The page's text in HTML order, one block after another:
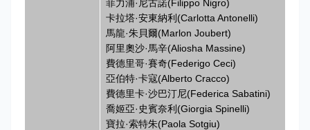
菲力浦·尼古諾(Filippo Nigro)
卡拉塔·安東納利(Carlotta Antonelli)
馬龍·朱貝爾(Marlon Joubert)
阿里奧沙·馬辛(Aliosha Massine)
費德里哥·賽奇(Federigo Ceci)
亞伯特·卡寇(Alberto Cracco)
費德里卡·沙巴汀尼(Federica Sabatini)
喬姬亞·史賓奈利(Giorgia Spinelli)
寶拉·索特朱(Paola Sotgiu)